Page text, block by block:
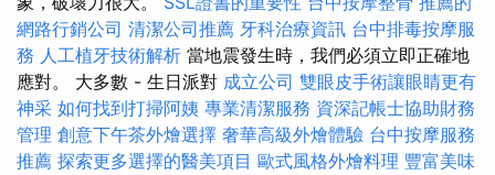
網路行銷公司 清潔公司推薦 牙科治療資訊 台中排毒按摩服
務 人工植牙技術解析 當地震發生時，我們必須立即正確地
應對。 大多數 - 生日派對 成立公司 雙眼皮手術讓眼睛更有
神采 如何找到打掃阿姨 專業清潔服務 資深記帳士協助財務
管理 創意下午茶外燴選擇 奢華高級外燴體驗 台中按摩服務
推薦 探索更多選擇的醫美項目 歐式風格外燴料理 豐富美味